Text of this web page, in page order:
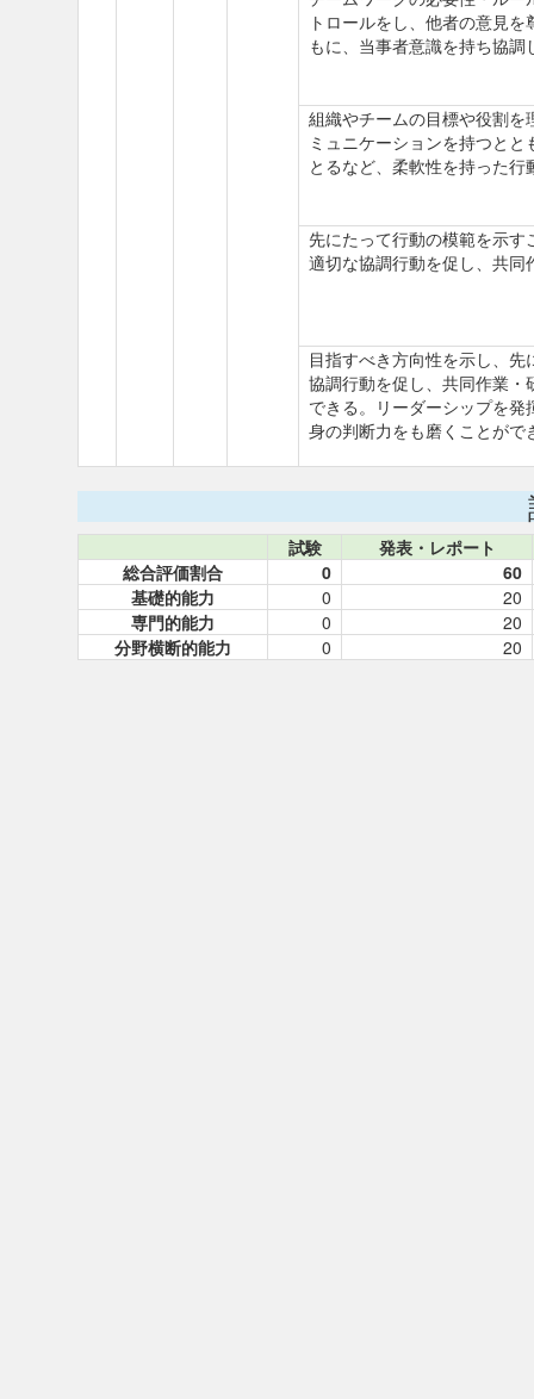
トロールをし、他者の意見
もに、当事者意識を持ち協
組織やチームの目標や役割
ミュニケーションを持つと
とるなど、柔軟性を持った
先にたって行動の模範を示
適切な協調行動を促し、共
目指すべき方向性を示し、
協調行動を促し、共同作業
できる。リーダーシップを
身の判断力をも磨くことがで
試験
発表・レポート
総合評価割合
0
60
基礎的能力
0
20
専門的能力
0
20
分野横断的能力
0 20